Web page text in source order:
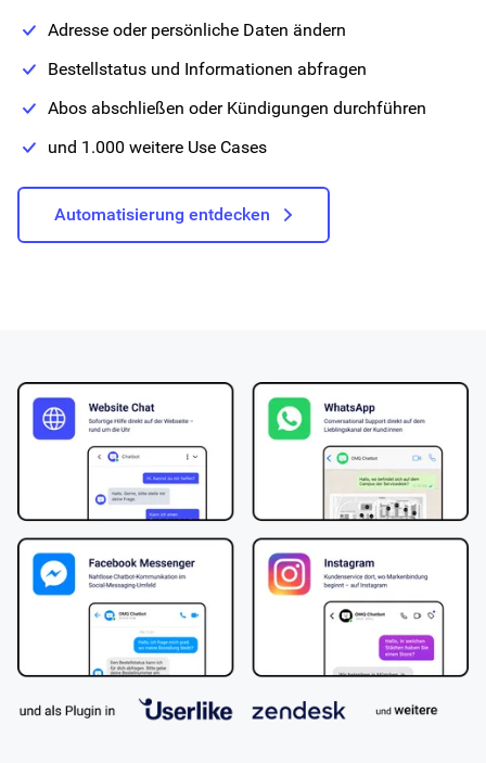
Adresse oder persönliche Daten ändern
Bestellstatus und Informationen abfragen
Abos abschließen oder Kündigungen durchführen
und 1.000 weitere Use Cases
Automatisierung entdecken